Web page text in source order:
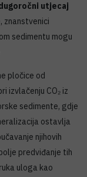
utjecaj
znanstvenici
sedimentu mogu
pločice od
izvlačenju CO₂ iz
sedimente, gdje
ostavlja
njihovih
predviđanje tih
uloga kao